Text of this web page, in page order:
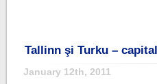
Tallinn şi Turku –
January 12th, 2011